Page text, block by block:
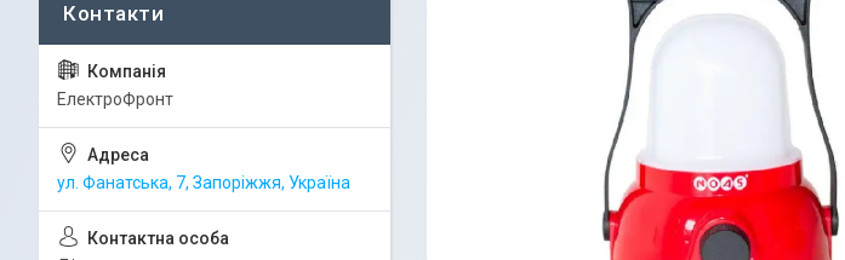
ЕлектроФронт
ул. Фанатська, 7, Запоріжжя, Україна